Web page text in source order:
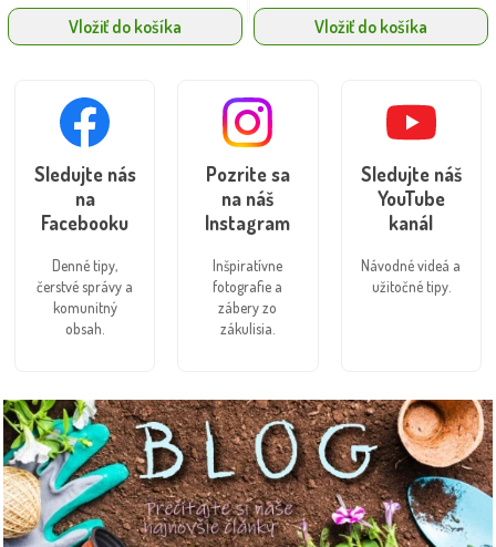
Vložiť do košíka Vložiť do košíka
Sledujte nás
na
Facebooku
Denné tipy,
čerstvé správy a
komunitný
obsah.
Pozrite sa
na náš
Instagram
Inšpiratívne
fotografie a
zábery zo
zákulisia.
Sledujte náš
YouTube
kanál
Návodné videá a
užitočné tipy.